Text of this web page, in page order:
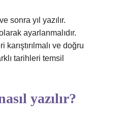
sonra yıl yazılır.
ayarlanmalıdır.
​​karıştırılmalı ve doğru
tarihleri ​​temsil
yazılır?